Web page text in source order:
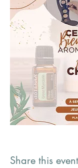
Share this event